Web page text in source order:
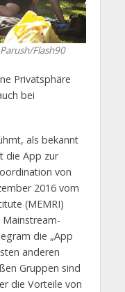
Flash90
Privatsphäre
bei
als bekannt
die App zur
von
2016 vom
(MEMRI)
die „App
anderen
Gruppen sind
die Vorteile von